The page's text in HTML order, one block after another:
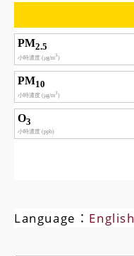
Language： English